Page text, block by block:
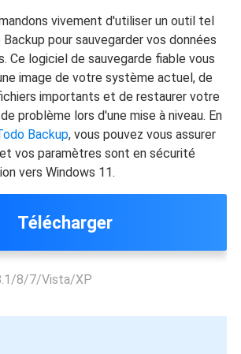
vivement d'utiliser un outil tel
Backup pour sauvegarder vos données
Ce logiciel de sauvegarde fiable vous
image de votre système actuel, de
importants et de restaurer votre
problème lors d'une mise à niveau. En
Backup, vous pouvez vous assurer
vos paramètres sont en sécurité
vers Windows 11.
Télécharger
8/7/Vista/XP